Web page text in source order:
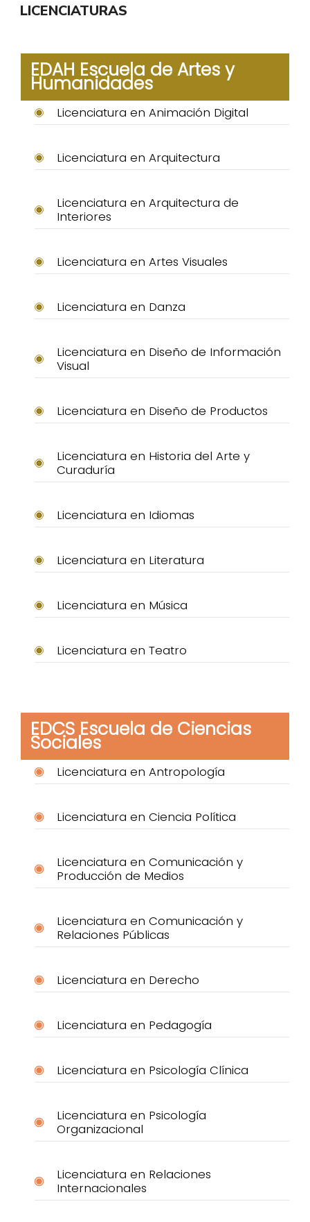
LICENCIATURAS
EDAH Escuela de Artes y
Humanidades
Licenciatura en Animación Digital
Licenciatura en Arquitectura
Licenciatura en Arquitectura de
Interiores
Licenciatura en Artes Visuales
Licenciatura en Danza
Licenciatura en Diseño de Información
Visual
Licenciatura en Diseño de Productos
Licenciatura en Historia del Arte y
Curaduría
Licenciatura en Idiomas
Licenciatura en Literatura
Licenciatura en Música
Licenciatura en Teatro
EDCS Escuela de Ciencias
Sociales
Licenciatura en Antropología
Licenciatura en Ciencia Política
Licenciatura en Comunicación y
Producción de Medios
Licenciatura en Comunicación y
Relaciones Públicas
Licenciatura en Derecho
Licenciatura en Pedagogía
Licenciatura en Psicología Clínica
Licenciatura en Psicología
Organizacional
Licenciatura en Relaciones
Internacionales